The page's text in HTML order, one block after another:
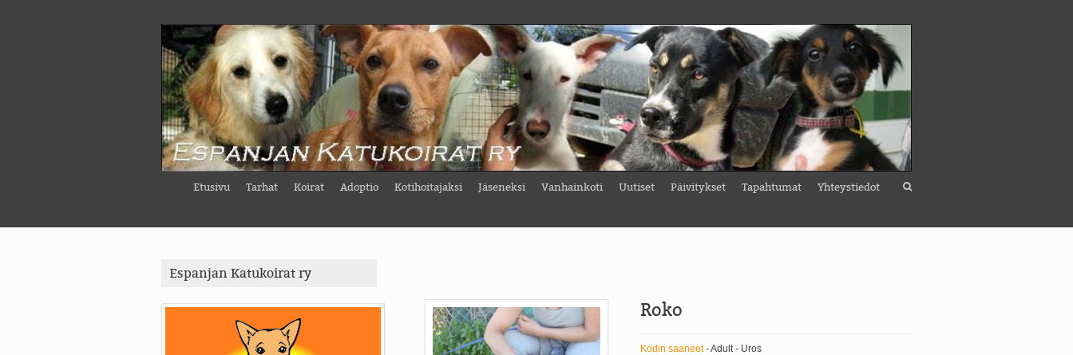
Etusivu Tarhat Koirat Adoptio Kotihoitajaksi Jäseneksi Vanhainkoti Uutiset Päivitykset Tapahtumat Yhteystiedot
Roko
Kodin saaneet- Adult - Uros
Espanjan Katukoirat ry